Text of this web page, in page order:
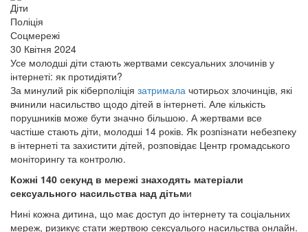
Діти
Поліція
Соцмережі
30 Квітня 2024
Усе молодші діти стають жертвами сексуальних злочинів у
інтернеті: як протидіяти?
За минулий рік кіберполіція затримала чотирьох злочинців, які
вчинили насильство щодо дітей в інтернеті. Але кількість
порушників може бути значно більшою. А жертвами все
частіше стають діти, молодші 14 років. Як розпізнати небезпеку
в інтернеті та захистити дітей, розповідає Центр громадського
моніторингу та контролю.
Кожні 140 секунд в мережі знаходять матеріали
сексуального насильства над дітьми
Нині кожна дитина, що має доступ до інтернету та соціальних
мереж, ризикує стати жертвою сексуалього насильства онлайн.